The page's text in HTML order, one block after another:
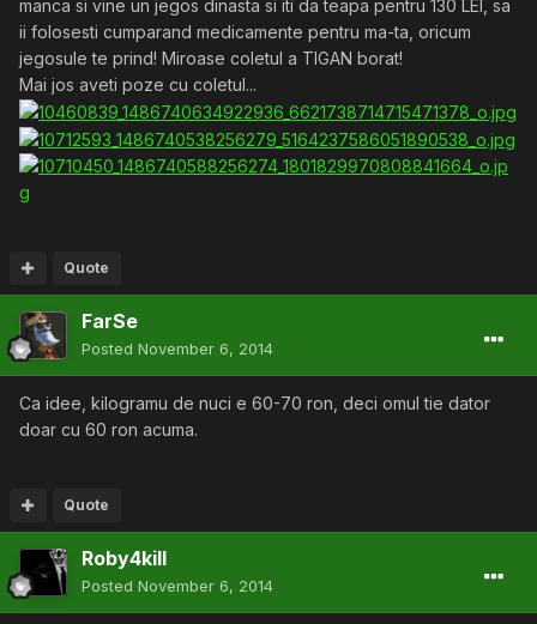
manca si vine un jegos dinasta si iti da teapa pentru 130 LEI, sa
ii folosesti cumparand medicamente pentru ma-ta, oricum
jegosule te prind! Miroase coletul a TIGAN borat!
Mai jos aveti poze cu coletul...
Quote
FarSe
Posted November 6, 2014
Ca idee, kilogramu de nuci e 60-70 ron, deci omul tie dator
doar cu 60 ron acuma.
Quote
Roby4kill
Posted November 6, 2014